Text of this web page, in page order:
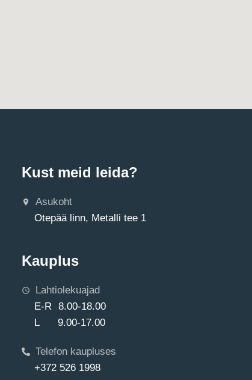
Kust meid leida?
Asukoht
Otepää linn, Metalli tee 1
Kauplus
Lahtiolekuajad
E-R 8.00-18.00
L 9.00-17.00
Telefon kaupluses
+372 526 1998